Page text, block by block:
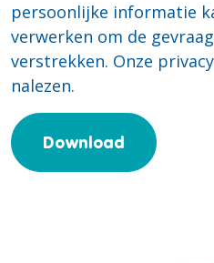
persoonlijke informatie
verwerken om de
verstrekken. Onze
nalezen.